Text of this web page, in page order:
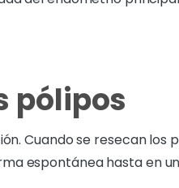
pólipos
Cuando se resecan los
espontánea hasta en un